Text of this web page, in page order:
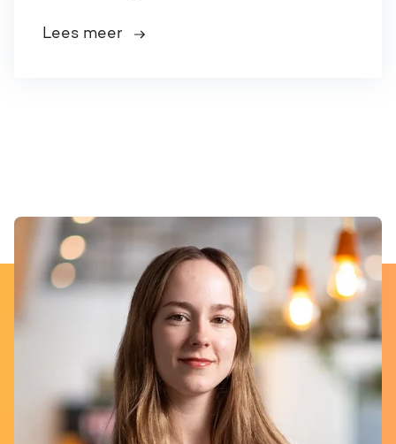
Lees meer